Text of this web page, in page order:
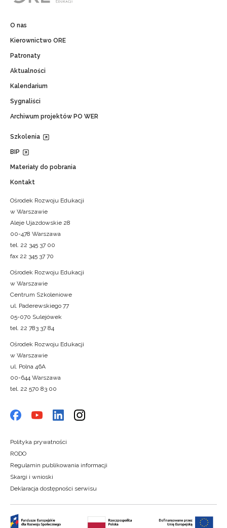
O nas
Kierownictwo ORE
Patronaty
Aktualności
Kalendarium
Sygnaliści
Archiwum projektów PO WER
Szkolenia
BIP
Materiały do pobrania
Kontakt
Ośrodek Rozwoju Edukacji
w Warszawie
Aleje Ujazdowskie 28
00-478 Warszawa
tel. 22 345 37 00
fax 22 345 37 70
Ośrodek Rozwoju Edukacji
w Warszawie
Centrum Szkoleniowe
ul. Paderewskiego 77
05-070 Sulejówek
tel. 22 783 37 84
Ośrodek Rozwoju Edukacji
w Warszawie
ul. Polna 46A
00-644 Warszawa
tel. 22 570 83 00
Polityka prywatności
RODO
Regulamin publikowania informacji
Skargi i wnioski
Deklaracja dostępności serwisu